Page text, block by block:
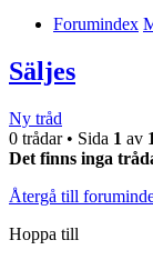
Forumindex
Säljes
Ny tråd
0 trådar • Sida 1 av 1
Det finns inga
Återgå till
Hoppa till